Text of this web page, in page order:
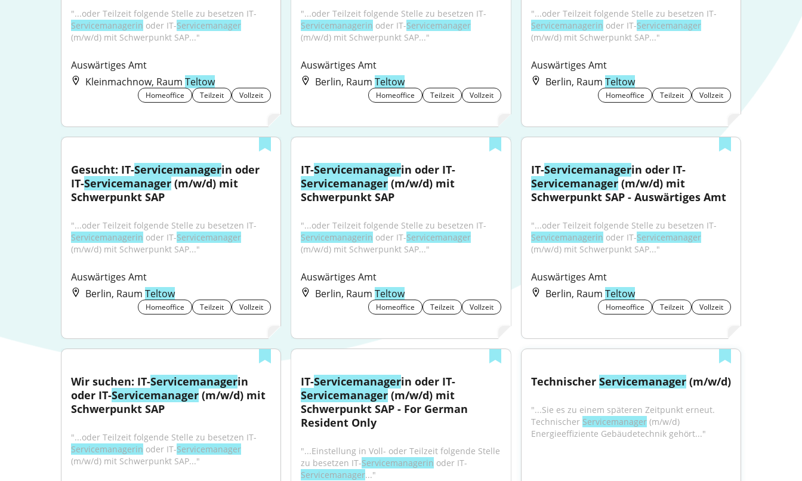
"...oder Teilzeit folgende Stelle zu besetzen IT-
Servicemanagerin oder IT-Servicemanager
(m/w/d) mit Schwerpunkt SAP..."
Auswärtiges Amt
Kleinmachnow, Raum Teltow
Homeoffice Teilzeit Vollzeit
"...oder Teilzeit folgende Stelle zu besetzen IT-
Servicemanagerin oder IT-Servicemanager
(m/w/d) mit Schwerpunkt SAP..."
Auswärtiges Amt
Berlin, RaumTeltow
Homeoffice Teilzeit Vollzeit
"...oder Teilzeit folgende Stelle zu besetzen IT-
Servicemanagerin oder IT-Servicemanager
(m/w/d) mit Schwerpunkt SAP..."
Auswärtiges Amt
Berlin, Raum Teltow
Homeoffice Teilzeit Vollzeit
Gesucht: IT-Servicemanagerin oder
IT-Servicemanager (m/w/d) mit
Schwerpunkt SAP
"...oder Teilzeit folgende Stelle zu besetzen IT-
Servicemanagerin oder IT-Servicemanager
(m/w/d) mit Schwerpunkt SAP..."
Auswärtiges Amt
Berlin, Raum Teltow
Homeoffice Teilzeit Vollzeit
IT-Servicemanagerin oder IT-
Servicemanager (m/w/d) mit
Schwerpunkt SAP
"...oder Teilzeit folgende Stelle zu besetzen IT-
Servicemanagerin oder IT-Servicemanager
(m/w/d) mit Schwerpunkt SAP..."
Auswärtiges Amt
Berlin, RaumTeltow
Homeoffice Teilzeit Vollzeit
IT-Servicemanagerin oder IT-
Servicemanager (m/w/d) mit
Schwerpunkt SAP - Auswärtiges Amt
"...oder Teilzeit folgende Stelle zu besetzen IT-
Servicemanagerin oder IT-Servicemanager
(m/w/d) mit Schwerpunkt SAP..."
Auswärtiges Amt
Berlin, Raum Teltow
Homeoffice Teilzeit Vollzeit
Wir suchen: IT-Servicemanagerin
oder IT-Servicemanager (m/w/d) mit
Schwerpunkt SAP
"...oder Teilzeit folgende Stelle zu besetzen IT-
Servicemanagerin oder IT-Servicemanager
(m/w/d) mit Schwerpunkt SAP..."
IT-Servicemanagerin oder IT-
Servicemanager (m/w/d) mit
Schwerpunkt SAP - For German
Resident Only
"...Einstellung in Voll- oder Teilzeit folgende Stelle
zu besetzen IT-Servicemanagerin oder IT-
Servicemanager..."
Technischer Servicemanager (m/w/d)
"...Sie es zu einem späteren Zeitpunkt erneut.
Technischer Servicemanager (m/w/d)
Energieeffiziente Gebäudetechnik gehört..."